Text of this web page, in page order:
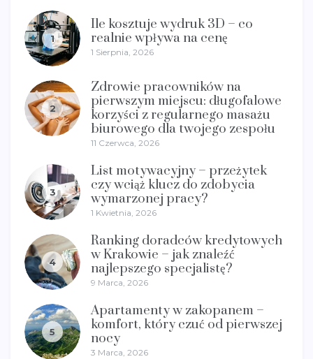
1
Ile kosztuje wydruk 3D – co
realnie wpływa na cenę
1 Sierpnia, 2026
2
Zdrowie pracowników na
pierwszym miejscu: długofalowe
korzyści z regularnego masażu
biurowego dla twojego zespołu
11 Czerwca, 2026
3
List motywacyjny – przeżytek
czy wciąż klucz do zdobycia
wymarzonej pracy?
1 Kwietnia, 2026
4
Ranking doradców kredytowych
w Krakowie – jak znaleźć
najlepszego specjalistę?
9 Marca, 2026
5
Apartamenty w zakopanem –
komfort, który czuć od pierwszej
nocy
3 Marca, 2026